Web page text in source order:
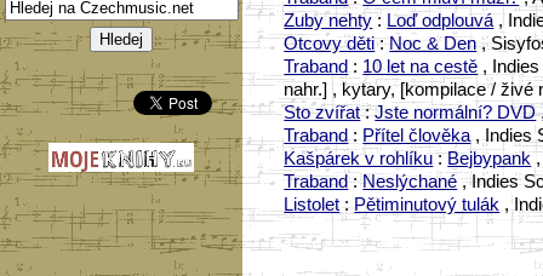
Zuby nehty : Loď odplouvá,
Otcovy děti:Noc & Den,
Traband : 10 let na cestě ,
nahr.] , kytary, [kompilace / živé
Sto zvířat:Jste normální? DVD
Traband: Přítel člověka, Indies
Kašpárek v rohlíku:Bejbypank,
Traband:Neslýchané, Indies
Listolet: Pětiminutový tulák ,